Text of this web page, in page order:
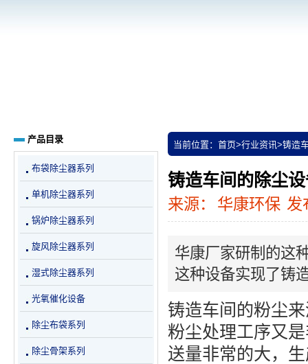
当前位置： 首页>行业资讯>铸造
铸造车间的除尘
来源： 华康环保 发
华康厂家研制的这
这种设备实现了铸
铸造车间的粉尘
粉尘处理工序又
送量非常的大，
产品目录
布袋除尘器系列
单机除尘器系列
锅炉除尘器系列
旋风除尘器系列
湿式除尘器系列
光氧催化设备
除尘布袋系列
除尘骨架系列